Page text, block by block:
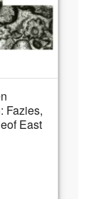
Fazies,
East